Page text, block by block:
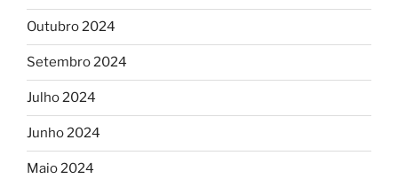
Outubro 2024
Setembro 2024
Julho 2024
Junho 2024
Maio 2024